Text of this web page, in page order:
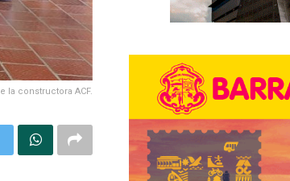
la constructora ACF.